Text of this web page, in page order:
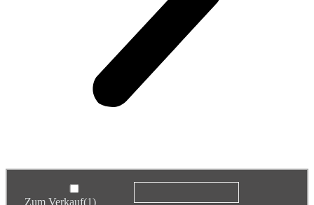
Zum Verkauf(1)